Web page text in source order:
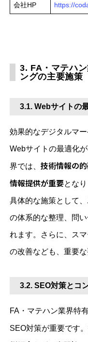
会社HP https://
3. FA・マテハ
ングの主要施策
3.1. Webサイトの
効果的なデジタルマ
Webサイトの最適化
界では、 技術情報の
情報提供が重要となり
具体的な施策として
の体系的な整理、問
れます。さらに、ス
の改善なども、重要
3.2. SEO対策とコ
FA・マテハン業界特
SEO対策が重要です。